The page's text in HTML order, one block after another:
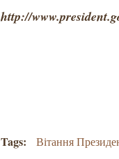
http://
Tags: Вітання